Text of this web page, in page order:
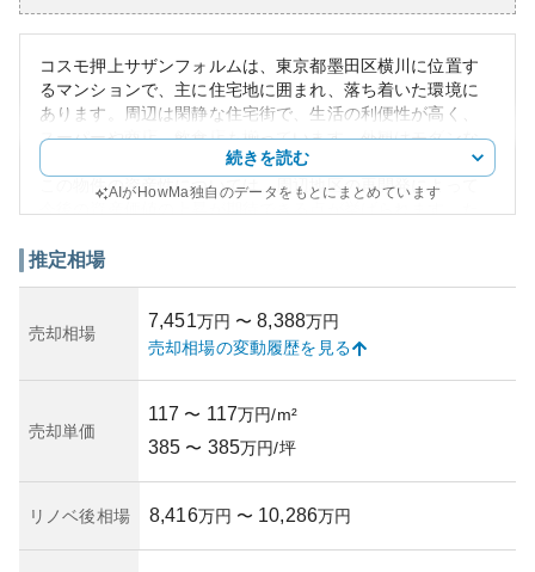
コスモ押上サザンフォルムは、東京都墨田区横川に位置す
るマンションで、主に住宅地に囲まれ、落ち着いた環境に
あります。周辺は閑静な住宅街で、生活の利便性が高く、
スーパーや商店、飲食店も揃っています。外観はモダンな
デザインで、上品さと機能性を兼ね備えています。
この物件の資産性については、周辺地区の再開発によって
る可能性があります。所有リスクとしては、住宅市況の変
られます。築年数や管理状況についての詳細情報は限られ
ていますが、適切な管理が行われているマンションとして
の評価が一般的です。
続きを読む
AIがHowMa独自のデータをもとにまとめています
推定相場
売却相場
7,451万円 〜 8,388万円
売却相場の変動履歴を見る
売却単価
117 〜 117万円/m²
385 〜 385万円/坪
リノベ後相場 8,416万円 〜 10,286万円